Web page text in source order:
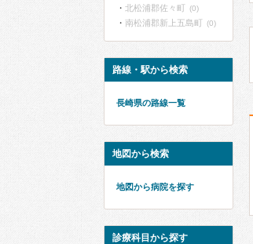
北松浦郡佐々町 (0)
南松浦郡新上五島町 (0)
路線・駅から検索
長崎県の路線一覧
地図から検索
地図から病院を探す
診療科目から探す